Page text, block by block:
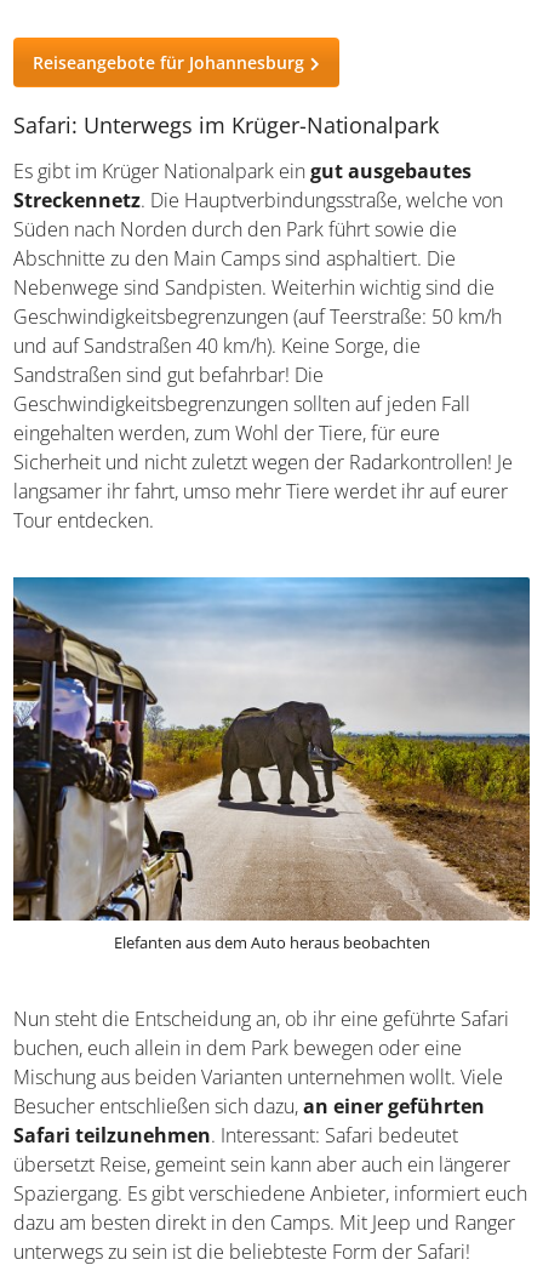
Umsichtig mit dem Auto unterwegs
Reiseangebote für Johannesburg
Safari: Unterwegs im Krüger-Nationalpark
Es gibt im Krüger Nationalpark eingut ausgebautes
Streckennetz. Die Hauptverbindungsstraße, welche von
Süden nach Norden durch den Park führt sowie die
Abschnitte zu den Main Camps sind asphaltiert. Die
Nebenwege sind Sandpisten. Weiterhin wichtig sind die
Geschwindigkeitsbegrenzungen (auf Teerstraße: 50 km/h
und auf Sandstraßen 40 km/h). Keine Sorge, die
Sandstraßen sind gut befahrbar! Die
Geschwindigkeitsbegrenzungen sollten auf jeden Fall
eingehalten werden, zum Wohl der Tiere, für eure
Sicherheit und nicht zuletzt wegen der Radarkontrollen!
eurer Tour entdecken.
Nun steht die Entscheidung an, ob ihr eine geführte Safari
buchen, euch allein in dem Park bewegen oder eine
Mischung aus beiden Varianten unternehmen wollt. Viele
Besucher entschließen sich dazu,an einer geführten
Safari teilzunehmen. Interessant: Safari bedeutet
übersetzt Reise, gemeint sein kann aber auch ein längerer
Spaziergang. Es gibt verschiedene Anbieter, informiert